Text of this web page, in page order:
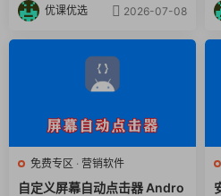
实时聚合头条、知乎、虎扑等平台
你轻松蹭热点，创作爆款内容不再
优课优选 2026-07-08
免费专区 · 营销软件
自定义屏幕自动点击器 Andro